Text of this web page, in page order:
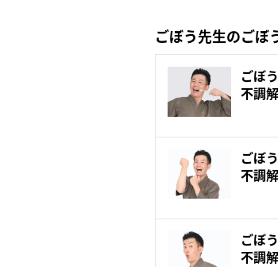
ごぼう先生のごぼ
ごぼ
不調
ごぼ
不調
ごぼ
不調